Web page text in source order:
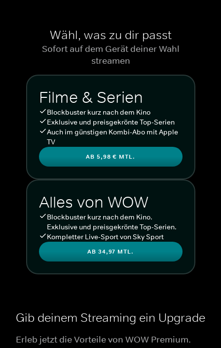
Wähl, was zu dir passt
Sofort auf dem Gerät deiner Wahl
streamen
Filme & Serien
Blockbuster kurz nach dem Kino
Exklusive und preisgekrönte Top-Serien
Auch im günstigen Kombi-Abo mit Apple
TV
AB 5,98 € MTL.
Alles von WOW
Blockbuster kurz nach dem Kino.
Exklusive und preisgekrönte Top-Serien.
Kompletter Live-Sport von Sky Sport
AB 34,97 MTL.
Gib deinem Streaming ein Upgrade
Erleb jetzt die Vorteile von WOW Premium.